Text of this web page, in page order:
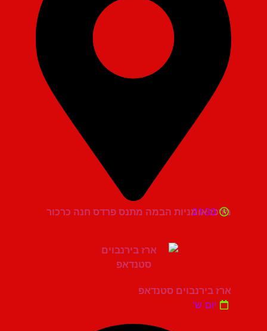
מרכז אומניות הבמה מתנס פרדס חנה כרכור
21:30
ארז בירנבוים סטנדאפ
יום ש'